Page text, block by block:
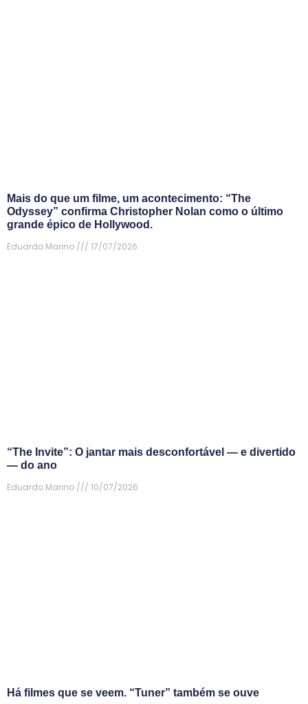
Mais do que um filme, um acontecimento: “The
Odyssey” confirma Christopher Nolan como o último
grande épico de Hollywood.
Eduardo Marino
17/07/2026
“The Invite”: O jantar mais desconfortável — e divertido
— do ano
Eduardo Marino
10/07/2026
Há filmes que se veem. “Tuner” também se ouve